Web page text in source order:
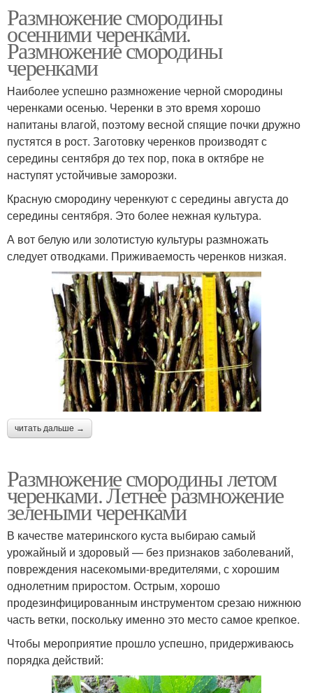
Размножение смородины
осенними черенками.
Размножение смородины
черенками
Наиболее успешно размножение черной смородины
черенками осенью. Черенки в это время хорошо
напитаны влагой, поэтому весной спящие почки дружно
пустятся в рост. Заготовку черенков производят с
середины сентября до тех пор, пока в октябре не
наступят устойчивые заморозки.
Красную смородину черенкуют с середины августа до
середины сентября. Это более нежная культура.
А вот белую или золотистую культуры размножать
следует отводками. Приживаемость черенков низкая.
читать дальше →
Размножение смородины летом
черенками. Летнее размножение
зелеными черенками
В качестве материнского куста выбираю самый
урожайный и здоровый — без признаков заболеваний,
повреждения насекомыми-вредителями, с хорошим
однолетним приростом. Острым, хорошо
продезинфицированным инструментом срезаю нижнюю
часть ветки, поскольку именно это место самое крепкое.
Чтобы мероприятие прошло успешно, придерживаюсь
порядка действий: